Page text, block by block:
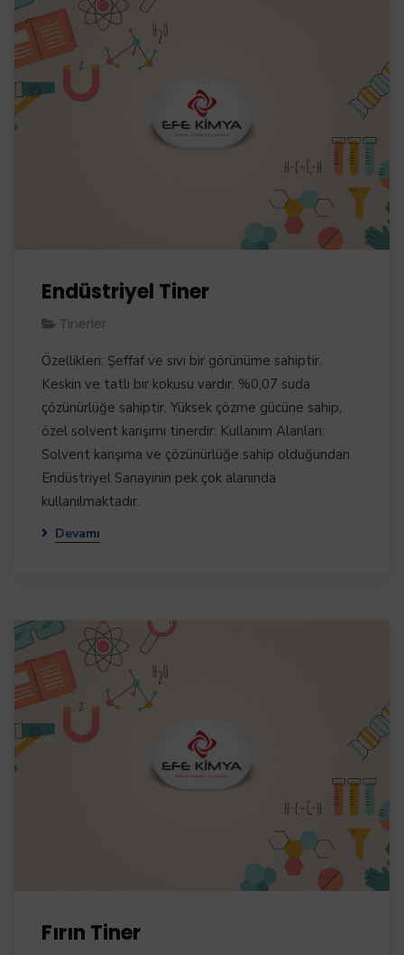
Endüstriyel Tiner
Tinerler
Özellikleri: Şeffaf ve sıvı bir görünüme sahiptir.
Keskin ve tatlı bir kokusu vardır. %0,07 suda
çözünürlüğe sahiptir. Yüksek çözme gücüne sahip,
özel solvent karışımı tinerdir. Kullanım Alanları:
Solvent karışıma ve çözünürlüğe sahip olduğundan
Endüstriyel Sanayinin pek çok alanında
kullanılmaktadır.
Devamı
Fırın Tiner